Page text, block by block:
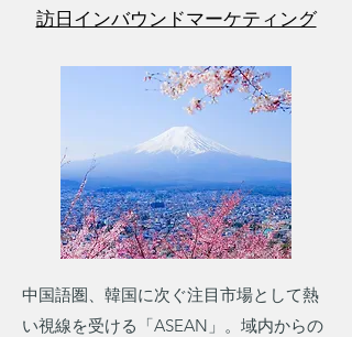
訪日インバウンドマーケティング
中国語圏、韓国に次ぐ注目市場として熱
い視線を受ける「ASEAN」。域内からの